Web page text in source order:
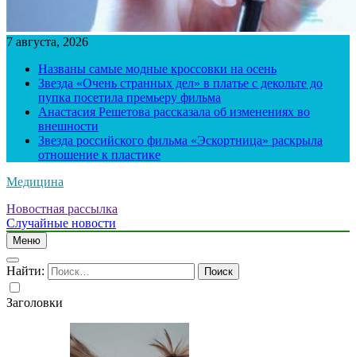
7 августа, 2026
Названы самые модные кроссовки на осень
Звезда «Очень странных дел» в платье с декольте до
пупка посетила премьеру фильма
Анастасия Решетова рассказала об изменениях во
внешности
Звезда российского фильма «Эскортница» раскрыла
отношение к пластике
Медицина
Новостная рассылка
Случайные новости
Меню
Найти:
Заголовки